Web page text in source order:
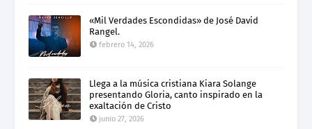
«Mil Verdades Escondidas» de José David
Rangel.
febrero 14, 2026
Llega a la música cristiana Kiara Solange
presentando Gloria, canto inspirado en la
exaltación de Cristo
junio 27, 2026